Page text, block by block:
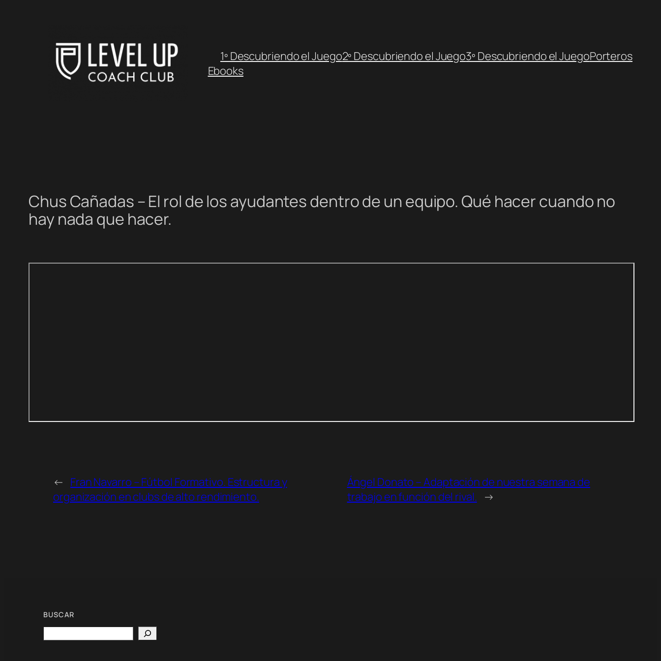
1º Descubriendo el Juego2º Descubriendo el Juego3º Descubriendo el JuegoPorteros
Ebooks
Chus Cañadas – El rol de los ayudantes dentro de un equipo. Qué hacer cuando no
hay nada que hacer.
← Fran Navarro – Fútbol Formativo. Estructura y
organización en clubs de alto rendimiento.
Ángel Donato – Adaptación de nuestra semana de
trabajo en función del rival. →
BUSCAR